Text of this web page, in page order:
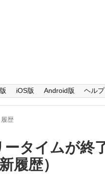
iOS版 Android版 ヘル
歴
ータイムが終
履歴）